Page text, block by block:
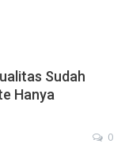
Sudah
Hanya
0